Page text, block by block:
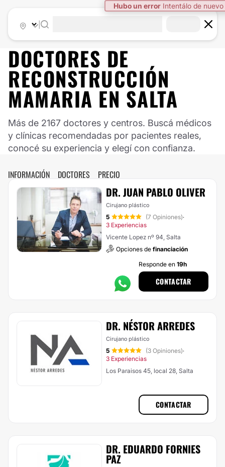
Hubo un error Intentálo de nuevo
DOCTORES DE
RECONSTRUCCIÓN
MAMARIA EN SALTA
Más de 2167 doctores y centros. Buscá médicos
y clínicas recomendadas por pacientes reales,
conocé su experiencia y elegí con confianza.
INFORMACIÓN DOCTORES PRECIO
DR. JUAN PABLO OLIVER
Cirujano plástico
5 (7 Opiniones)·
3 Experiencias
Vicente Lopez nº 94, Salta
Opciones de financiación
Responde en 19h
CONTACTAR
DR. NÉSTOR ARREDES
Cirujano plástico
5 (3 Opiniones)·
3 Experiencias
Los Paraisos 45, local 28, Salta
CONTACTAR
DR. EDUARDO FORNIES
PAZ